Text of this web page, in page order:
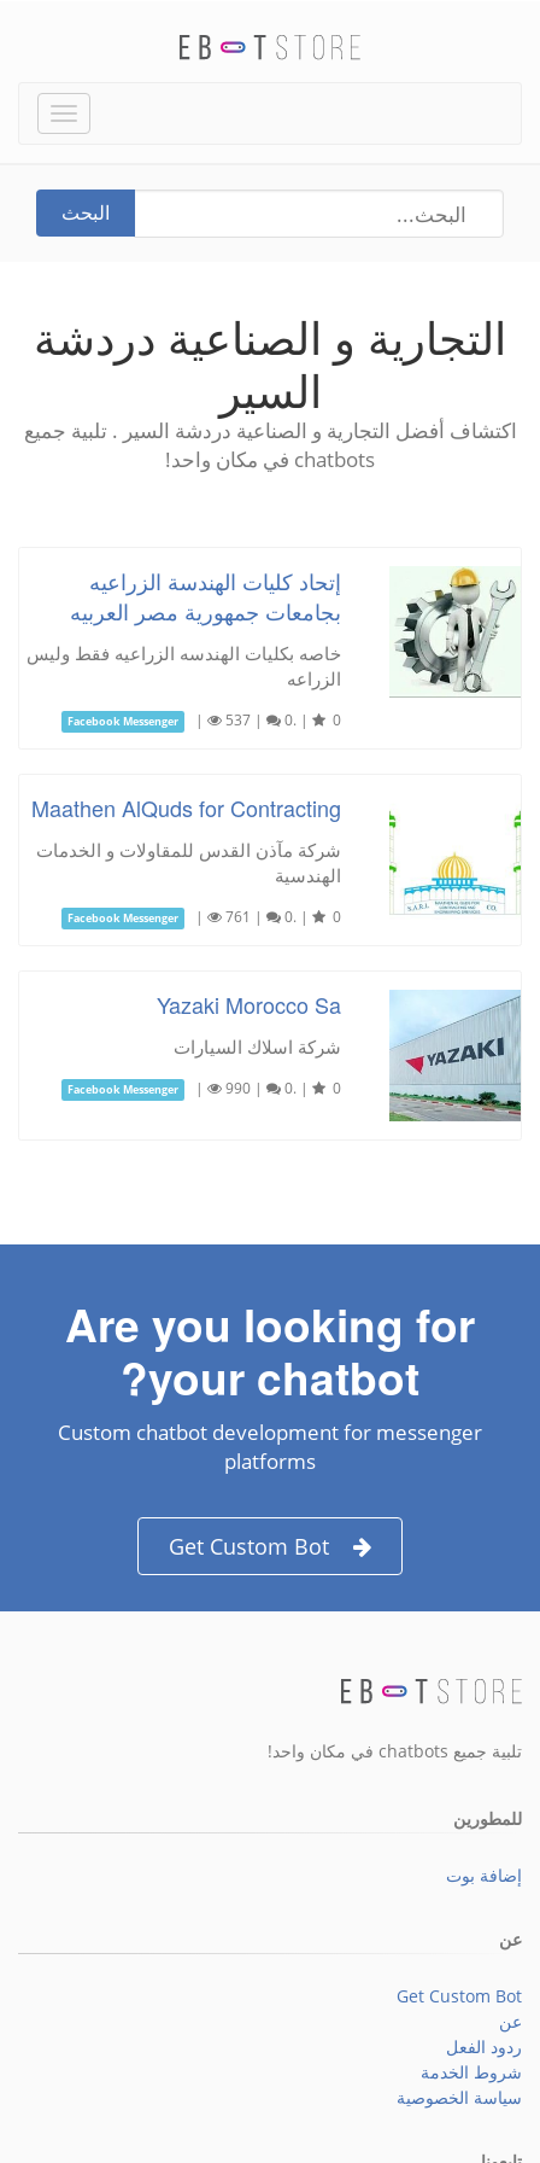
Toggle
البحث
التجارية و الصناعية دردشة
السير
اكتشاف أفضل التجارية و الصناعية دردشة السير . تلبية جميع
chatbots في مكان واحد!
إتحاد كليات الهندسة الزراعيه
بجامعات جمهورية مصر العربيه
خاصه بكليات الهندسه الزراعيه فقط وليس
الزراعه
Facebook Messenger | 537 | 0. | 0
Maathen AlQuds for Contracting
شركة مآذن القدس للمقاولات و الخدمات
الهندسية
Facebook Messenger | 761 | 0. | 0
Yazaki Morocco Sa
شركة اسلاك السيارات
Facebook Messenger | 990 | 0. | 0
Are you looking for
your chatbot?
Custom chatbot development for messenger
platforms
Get Custom Bot
تلبية جميع chatbots في مكان واحد!
للمطورين
إضافة بوت
عن
Get Custom Bot
عن
ردود الفعل
شروط الخدمة
سياسة الخصوصية